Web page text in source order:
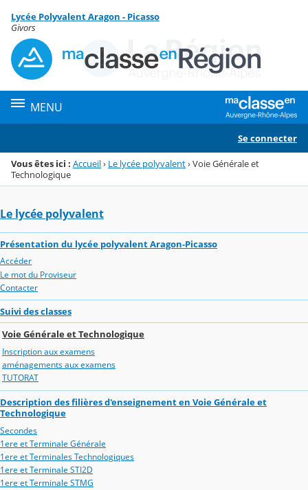
Menu de la rubrique
Contenu
Lycée Polyvalent Aragon - Picasso
Givors
MENU
Se connecter
Vous êtes ici : Accueil› Le lycée polyvalent›Voie Générale et
Technologique
Le lycée polyvalent
Présentation du lycée polyvalent Aragon-Picasso
Accéder
Le mot du Proviseur
Contacter
Suivi des classes
Voie Générale et Technologique
Inscription aux examens
aménagements aux examens
TUTORAT
Description des filières d'enseignement en Voie Générale et
Technologique
Secondes
1ere et Terminale Générale
1ere et Terminales Technologiques
1ere et Terminale STI2D
1ere et Terminale STMG